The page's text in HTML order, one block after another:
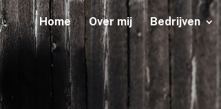
Home Over mij Bedrijven